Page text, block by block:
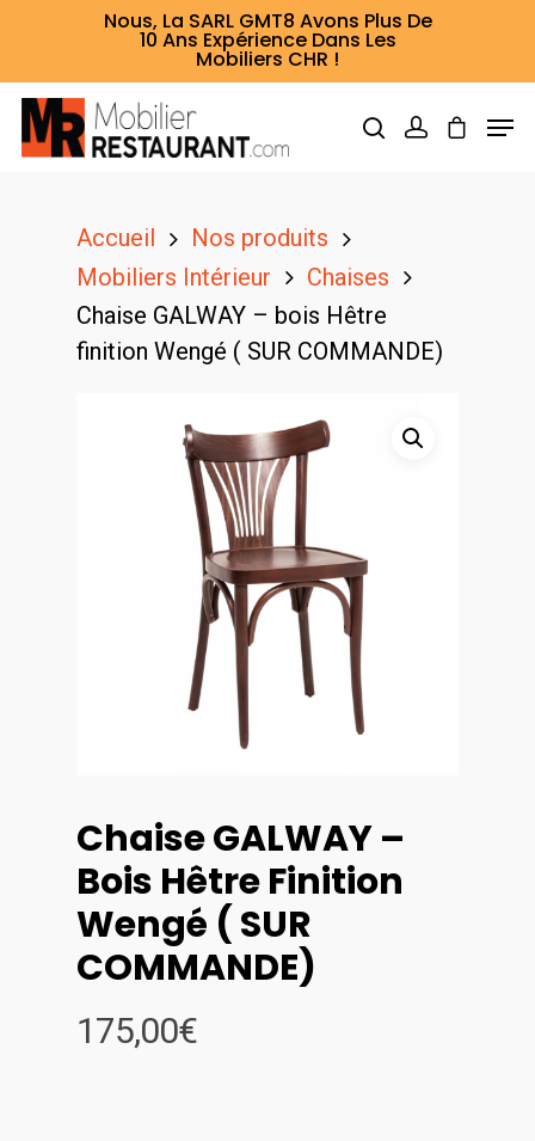
Nous, La SARL GMT8 Avons Plus De
10 Ans Expérience Dans Les
Mobiliers CHR !
Hit enter to search or ESC to close
Accueil
Nos produits
Mobiliers Intérieur
Chaises
Chaise GALWAY – bois Hêtre
finition Wengé ( SUR COMMANDE)
Chaise GALWAY –
Bois Hêtre Finition
Wengé ( SUR
COMMANDE)
175,00€